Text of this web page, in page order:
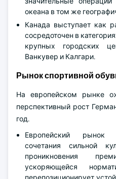
океана в том же
Канада выступает как
сосредоточен в
крупных городских
Ванкувер и Калгари.
Рынок спортивной
На европейском рынке
перспективный рост
год.
Европейский рынок
сочетания сильной
проникновения
ускоряющейся